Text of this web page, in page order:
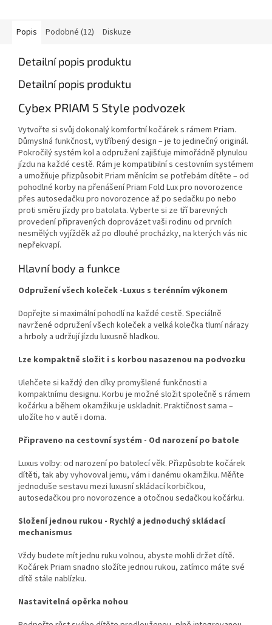
Popis Podobné (12) Diskuze
Detailní popis produktu
Detailní popis produktu
Cybex PRIAM 5 Style podvozek
Vytvořte si svůj dokonalý komfortní kočárek s rámem Priam.
Důmyslná funkčnost, vytříbený design – je to jedinečný originál.
Pokročilý systém kol a odpružení zajišťuje mimořádně plynulou
jízdu na každé cestě. Rám je kompatibilní s cestovním systémem
a umožňuje přizpůsobit Priam měnícím se potřebám dítěte – od
pohodlné korby na přenášení Priam Fold Lux pro novorozence
přes autosedačku pro novorozence až po sedačku po nebo
proti směru jízdy pro batolata. Vyberte si ze tří barevných
provedení připravených doprovázet vaši rodinu od prvních
nesmělých vyjížděk až po dlouhé procházky, na kterých vás nic
nepřekvapí.
Hlavní body a funkce
Odpružení všech koleček -Luxus s terénním výkonem
Dopřejte si maximální pohodlí na každé cestě. Speciálně
navržené odpružení všech koleček a velká kolečka tlumí nárazy
a hrboly a udržují jízdu luxusně hladkou.
Lze kompaktně složit i s korbou nasazenou na podvozku
Ulehčete si každý den díky promyšlené funkčnosti a
kompaktnímu designu. Korbu je možné složit společně s rámem
kočárku a během okamžiku je uskladnit. Praktičnost sama –
uložíte ho v autě i doma.
Připraveno na cestovní systém - Od narození po batole
Luxus volby: od narození po batolecí věk. Přizpůsobte kočárek
dítěti, tak aby vyhovoval jemu, vám i danému okamžiku. Měňte
jednoduše sestavu mezi luxusní skládací korbičkou,
autosedačkou pro novorozence a otočnou sedačkou kočárku.
Složení jednou rukou - Rychlý a jednoduchý skládací
mechanismus
Vždy budete mít jednu ruku volnou, abyste mohli držet dítě.
Kočárek Priam snadno složíte jednou rukou, zatímco máte své
dítě stále nablízku.
Nastavitelná opěrka nohou